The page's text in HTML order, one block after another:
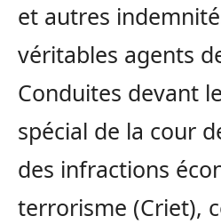
et autres
véritables agents
Conduites devant
spécial de la cour
des infractions
terrorisme (Criet),